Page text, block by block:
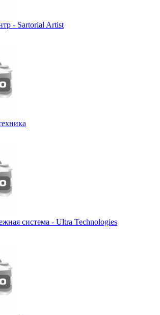
- Sartorial Artist
система - Ultra Technologies